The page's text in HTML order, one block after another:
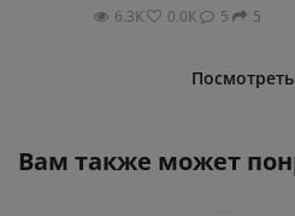
6.3К 0.0К 5 5
Вам также может